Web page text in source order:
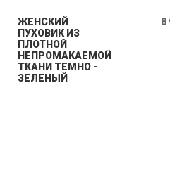
ЖЕНСКИЙ
ПУХОВИК ИЗ
ПЛОТНОЙ
НЕПРОМАКАЕМОЙ
ТКАНИ ТЕМНО -
ЗЕЛЕНЫЙ
8